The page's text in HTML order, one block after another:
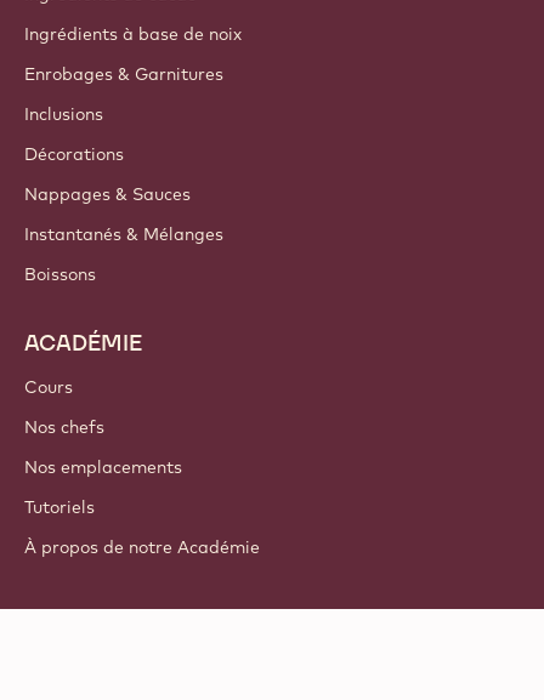
Ingrédients à base de noix
Enrobages & Garnitures
Inclusions
Décorations
Nappages & Sauces
Instantanés & Mélanges
Boissons
ACADÉMIE
Cours
Nos chefs
Nos emplacements
Tutoriels
À propos de notre Académie